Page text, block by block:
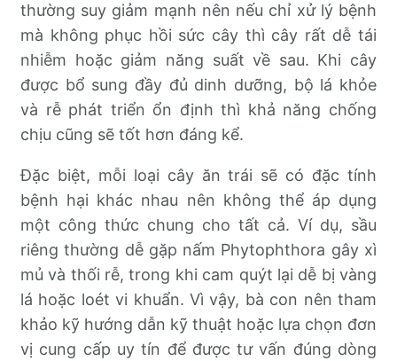
thường suy giảm mạnh nên nếu chỉ xử lý bệnh
mà không phục hồi sức cây thì cây rất dễ tái
nhiễm hoặc giảm năng suất về sau. Khi cây
được bổ sung đầy đủ dinh dưỡng, bộ lá khỏe
và rễ phát triển ổn định thì khả năng chống
chịu cũng sẽ tốt hơn đáng kể.
Đặc biệt, mỗi loại cây ăn trái sẽ có đặc tính
bệnh hại khác nhau nên không thể áp dụng
một công thức chung cho tất cả. Ví dụ, sầu
riêng thường dễ gặp nấm Phytophthora gây xì
mủ và thối rễ, trong khi cam quýt lại dễ bị vàng
lá hoặc loét vi khuẩn. Vì vậy, bà con nên tham
khảo kỹ hướng dẫn kỹ thuật hoặc lựa chọn đơn
vị cung cấp uy tín để được tư vấn đúng dòng